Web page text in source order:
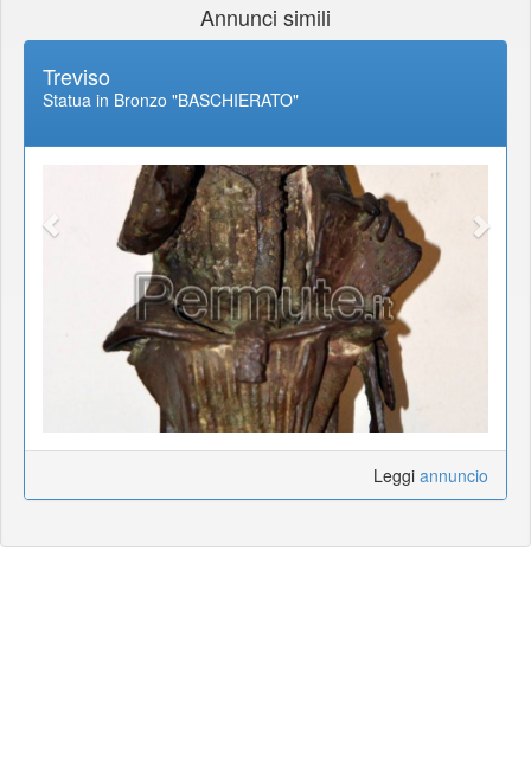
Annunci simili
Treviso
Statua in Bronzo "BASCHIERATO"
Leggi annuncio